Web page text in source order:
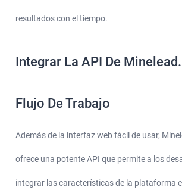
resultados con el tiempo.
Integrar La API De
Flujo De Trabajo
Además de la interfaz web fácil de usar,
ofrece una potente API que permite a los
integrar las características de la plataforma